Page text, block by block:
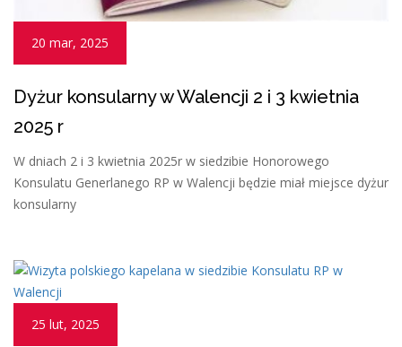
20 mar, 2025
Dyżur konsularny w Walencji 2 i 3 kwietnia
2025 r
W dniach 2 i 3 kwietnia 2025r w siedzibie Honorowego
Konsulatu Generlanego RP w Walencji będzie miał miejsce dyżur
konsularny
25 lut, 2025